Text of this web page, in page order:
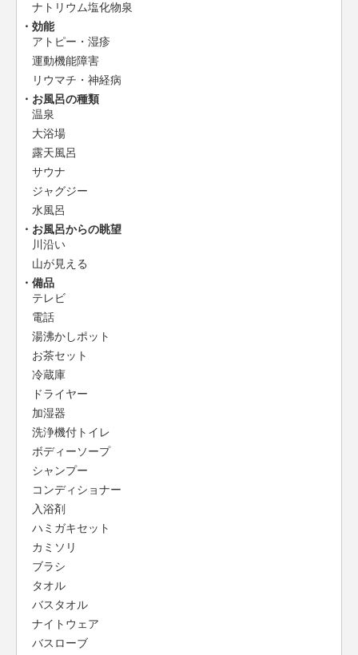
ナトリウム塩化物泉
効能
アトピー・湿疹
運動機能障害
リウマチ・神経病
お風呂の種類
温泉
大浴場
露天風呂
サウナ
ジャグジー
水風呂
お風呂からの眺望
川沿い
山が見える
備品
テレビ
電話
湯沸かしポット
お茶セット
冷蔵庫
ドライヤー
加湿器
洗浄機付トイレ
ボディーソープ
シャンプー
コンディショナー
入浴剤
ハミガキセット
カミソリ
ブラシ
タオル
バスタオル
ナイトウェア
バスローブ